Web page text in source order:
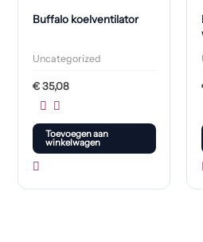
Buffalo koelventilator
Uncategorized
€35,08
Toevoegen aan
winkelwagen